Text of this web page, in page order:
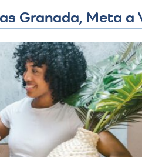
Granada, Meta a